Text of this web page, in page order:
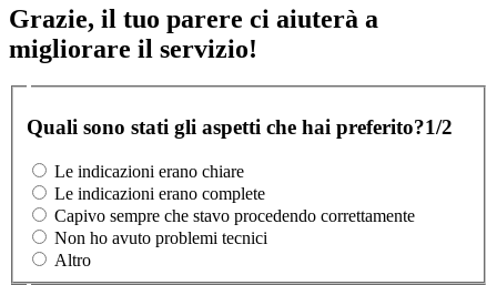
Grazie, il tuo parere ci aiuterà a
migliorare il servizio!
Quali sono stati gli aspetti che hai preferito?1/2
Le indicazioni erano chiare
Le indicazioni erano complete
Capivo sempre che stavo procedendo correttamente
Non ho avuto problemi tecnici
Altro